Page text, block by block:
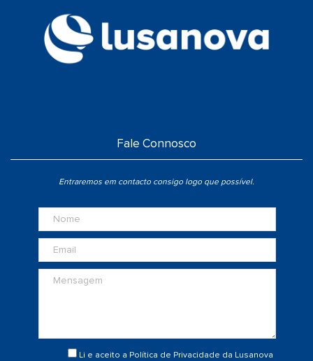
Fale Connosco
Entraremos em contacto consigo logo que possível.
Li e aceito a Política de Privacidade da Lusanova